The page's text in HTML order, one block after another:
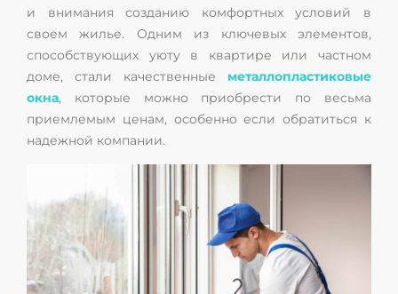
и внимания созданию комфортных условий в
своем жилье. Одним из ключевых элементов,
способствующих уюту в квартире или частном
доме, стали качественные металлопластиковые
окна, которые можно приобрести по весьма
приемлемым ценам, особенно если обратиться к
надежной компании.